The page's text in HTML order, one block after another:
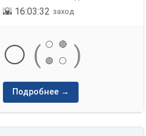
🌇 16:03:32 заход
⚪ ( ⚪
🔴
🟢
⚪ )
Подробнее →